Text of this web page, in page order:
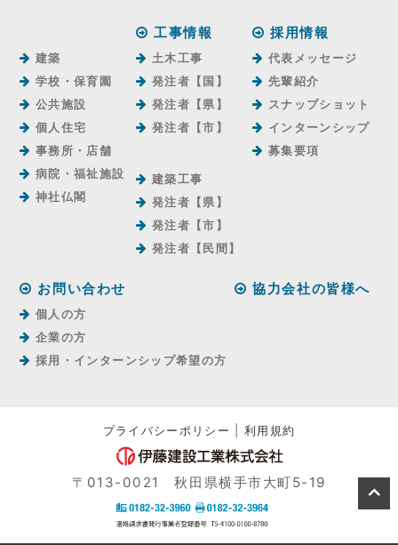
建築
学校・保育園
公共施設
個人住宅
事務所・店舗
病院・福祉施設
神社仏閣
工事情報
土木工事
発注者【国】
発注者【県】
発注者【市】
建築工事
発注者【県】
発注者【市】
発注者【⺠間】
採用情報
代表メッセージ
先輩紹介
スナップショット
インターンシップ
募集要項
お問い合わせ
個人の方
企業の方
採用・インターンシップ希望の方
協力会社の皆様へ
プライバシーポリシー |利用規約
〒013-0021 秋田県横手市大町5-19